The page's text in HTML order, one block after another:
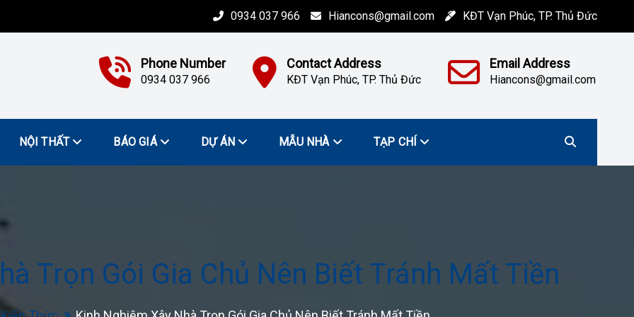
0934 037 966 Hiancons@gmail.com KĐT Vạn Phúc, TP. Thủ Đức
Phone Number
0934 037 966
Contact Address
KĐT Vạn Phúc, TP. Thủ Đức
Email Address
Hiancons@gmail.com
NỘI THẤT BÁO GIÁ DỰ ÁN MẪU NHÀ TẠP CHÍ
Trọn Gói Gia Chủ Nên Biết Tránh Mất Tiền